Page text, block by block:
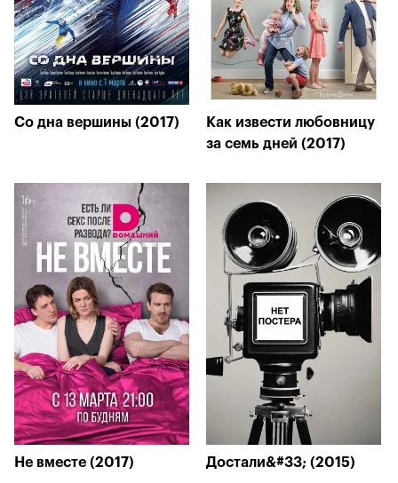
Со дна вершины (2017)
Как извести любовницу
за семь дней (2017)
Не вместе (2017) Достали&#33; (2015)